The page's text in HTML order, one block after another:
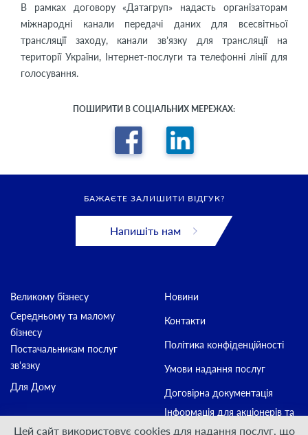
В рамках договору «Датагруп» надасть організаторам
міжнародні канали передачі даних для всесвітньої
трансляції заходу, канали зв’язку для трансляції на
території України, Інтернет-послуги та телефонні лінії для
голосування.
ПОШИРИТИ В СОЦІАЛЬНИХ МЕРЕЖАХ:
БАЖАЄТЕ ЗАЛИШИТИ ВІДГУК?
Напишіть нам
Великому бізнесу
Середньому та малому
бізнесу
Постачальникам послуг
зв'язку
Для Дому
Новини
Контакти
Політика конфіденційності
Умови надання послуг
Договірна документація
Інформація для акціонерів та
стейкхолдерів
Цей сайт використовує cookies для надання послуг, що